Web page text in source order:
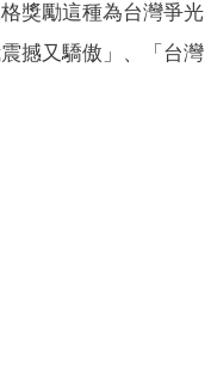
獎勵這種為台灣爭光
撼又驕傲」、「台灣